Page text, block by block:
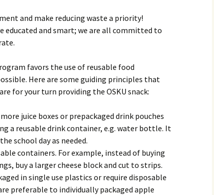
and make reducing waste a priority!
educated and smart; we are all committed to
favors the use of reusable food
Here are some guiding principles that
for your turn providing the OSKU snack:
juice boxes or prepackaged drink pouches
a reusable drink container, e.g. water bottle. It
school day as needed.
containers. For example, instead of buying
buy a larger cheese block and cut to strips.
in single use plastics or require disposable
preferable to individually packaged apple